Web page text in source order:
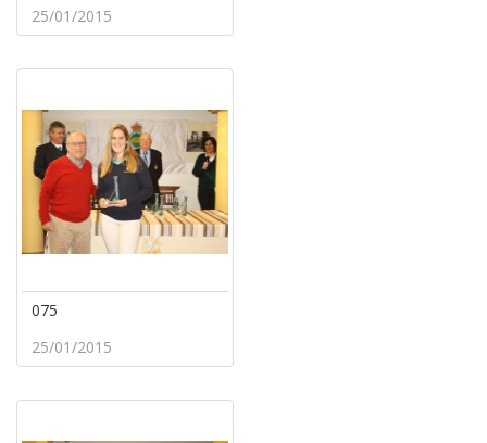
25/01/2015
075
25/01/2015